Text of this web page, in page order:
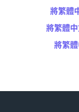
將繁體
將繁體
將繁